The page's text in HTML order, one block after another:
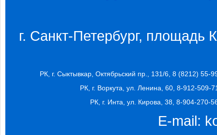
г. Санкт-Петербург, площадь
РК, г. Сыктывкар, Октябрьский пр., 131/6, 8 (8212) 55-
РК, г. Воркута, ул. Ленина, 60, 8-912-509-
РК, г. Инта, ул. Кирова, 38, 8-904-270-
E-mail: